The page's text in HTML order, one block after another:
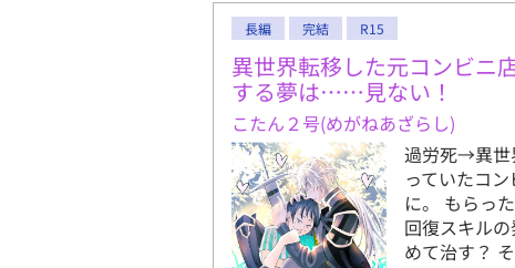
長編 完結 R15
異世界転移した元コンビニ
する夢は……見ない！
こたん２号(めがねあざらし)
過労死→異世
っていたコ
に。 もらっ
回復スキル
めて治す？